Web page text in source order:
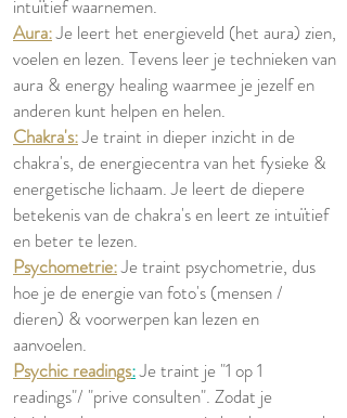
intuïtief waarnemen.
Aura:Je leert het energieveld (het aura) zien,
voelen en lezen. Tevens leer je technieken van
aura & energy healing waarmee je jezelf en
anderen kunt helpen en helen.
Chakra's:Je traint in dieper inzicht in de
chakra's, de energiecentra van het fysieke &
energetische lichaam. Je leert de diepere
betekenis van de chakra's en leert ze intuïtief
en beter te lezen.
Psychometrie:Je traint psychometrie, dus
hoe je de energie van foto's (mensen /
dieren) & voorwerpen kan lezen en
aanvoelen.
Psychic readings:Je traint je "1 op 1
readings"/ "prive consulten". Zodat je